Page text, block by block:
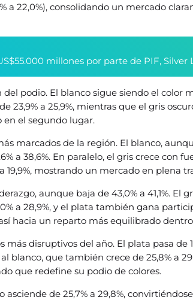
a 22,0%), consolidando un mercado
millones por parte de PIF,
podio. El blanco sigue siendo el color
23,9% a 25,9%, mientras que el gris
en el segundo lugar.
marcados de la región. El blanco,
a 38,6%. En paralelo, el gris crece con
19,9%, mostrando un mercado en plena
aunque baja de 43,0% a 41,1%. El
a 28,9%, y el plata también gana
hacia un reparto más equilibrado
más disruptivos del año. El plata pasa de
blanco, que también crece de 25,8% a
que redefine su podio de colores.
de 25,7% a 29,8%,